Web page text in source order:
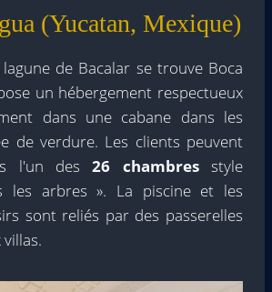
(Yucatan, Mexique)
de Bacalar se trouve Boca
un hébergement respectueux
dans une cabane dans les
de verdure. Les clients peuvent
l'un des26 chambresstyle
les arbres ». La piscine et les
sont reliés par des passerelles